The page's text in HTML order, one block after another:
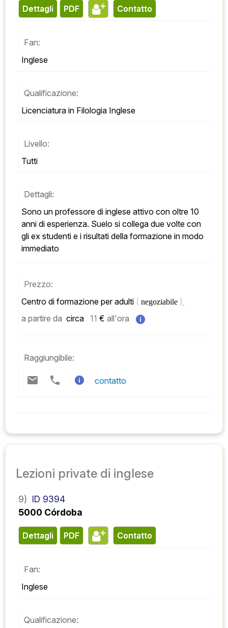
Dettagli PDF contatto
Fan:
Inglese
Qualificazione:
Licenciatura in Filologia Inglese
Livello:
Tutti
Dettagli:
Sono un professore di inglese attivo con oltre 10
anni di esperienza. Suelo si collega due volte con
gli ex studenti e i risultati della formazione in modo
immediato
Prezzo:
Centro di formazione per adulti ( negoziabile ),
a partire da circa 11 € all'ora
Raggiungibile:
contatto
Lezioni private di inglese
9) ID 9394
5000 Córdoba
Dettagli PDF contatto
Fan:
Inglese
Qualificazione: